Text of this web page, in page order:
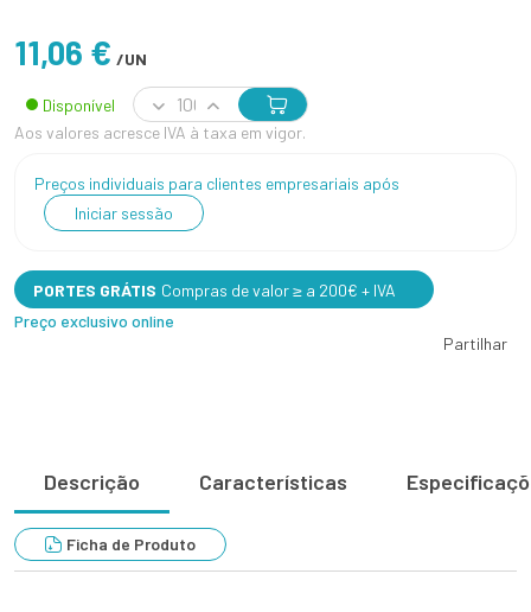
11,06 € /UN
Disponível
Aos valores acresce IVA à taxa em vigor.
Preços individuais para clientes empresariais após
Iniciar sessão
PORTES GRÁTIS Compras de valor ≥ a 200€ + IVA
Preço exclusivo online
Partilhar
Descrição Características
Ficha de Produto